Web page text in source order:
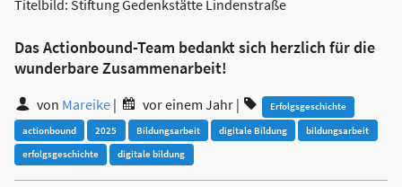
Titelbild: Stiftung Gedenkstätte Lindenstraße
Das Actionbound-Team bedankt sich herzlich für die
wunderbare Zusammenarbeit!
von Mareike | vor einem Jahr|
Erfolgsgeschichte
actionbound
2025 Bildungsarbeit digitale Bildung
bildungsarbeit
erfolgsgeschichte
digitale bildung